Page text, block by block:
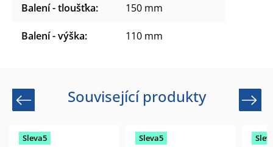
Balení - tloušťka: 150 mm
Balení - výška: 110 mm
Související produkty
Previous
Sleva5 Sleva5
Next